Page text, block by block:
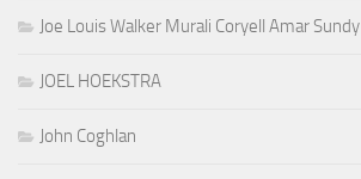
Joe Louis Walker Murali Coryell Amar Sundy
JOEL HOEKSTRA
John Coghlan